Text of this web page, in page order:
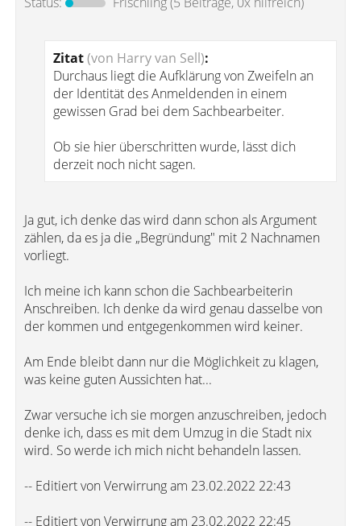
Zitat(von Harry van Sell):
Durchaus liegt die Aufklärung von Zweifeln an
der Identität des Anmeldenden in einem
gewissen Grad bei dem Sachbearbeiter.
Ob sie hier überschritten wurde, lässt dich
derzeit noch nicht sagen.
Ja gut, ich denke das wird dann schon als Argument
zählen, da es ja die „Begründung" mit 2 Nachnamen
vorliegt.
Ich meine ich kann schon die Sachbearbeiterin
Anschreiben. Ich denke da wird genau dasselbe von
der kommen und entgegenkommen wird keiner.
Am Ende bleibt dann nur die Möglichkeit zu klagen,
was keine guten Aussichten hat...
Zwar versuche ich sie morgen anzuschreiben, jedoch
denke ich, dass es mit dem Umzug in die Stadt nix
wird. So werde ich mich nicht behandeln lassen.
-- Editiert von Verwirrung am 23.02.2022 22:43
-- Editiert von Verwirrung am 23.02.2022 22:45